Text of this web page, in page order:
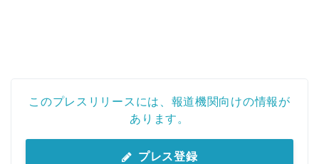
このプレスリリースには、報道機関向けの情報が
あります。
プレス登録